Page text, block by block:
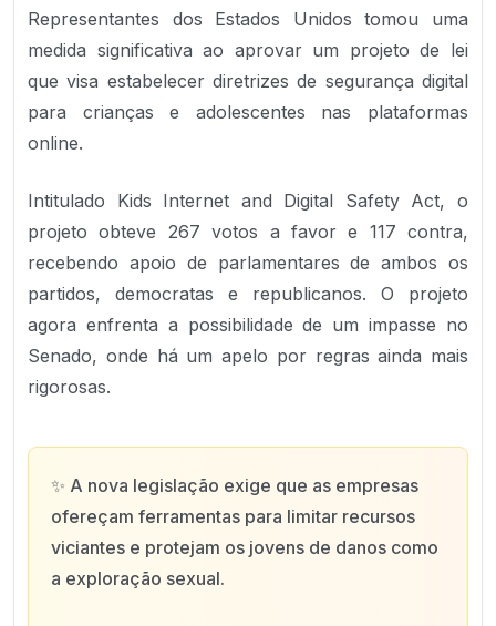
Representantes dos Estados Unidos tomou uma
medida significativa ao aprovar um projeto de lei
que visa estabelecer diretrizes de segurança digital
para crianças e adolescentes nas plataformas
online.
Intitulado Kids Internet and Digital Safety Act, o
projeto obteve 267 votos a favor e 117 contra,
recebendo apoio de parlamentares de ambos os
partidos, democratas e republicanos. O projeto
agora enfrenta a possibilidade de um impasse no
Senado, onde há um apelo por regras ainda mais
rigorosas.
✨ A nova legislação exige que as empresas
ofereçam ferramentas para limitar recursos
viciantes e protejam os jovens de danos como
a exploração sexual.